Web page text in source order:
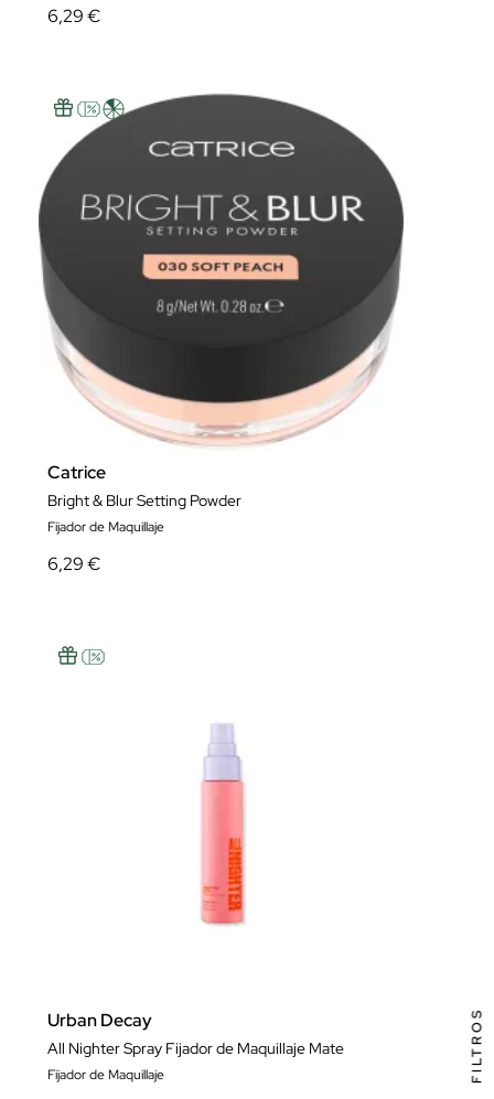
6,29 €
Catrice
Bright & Blur Setting Powder
Fijador de Maquillaje
6,29 €
Urban Decay
All Nighter Spray Fijador de Maquillaje Mate
Fijador de Maquillaje FILTROS